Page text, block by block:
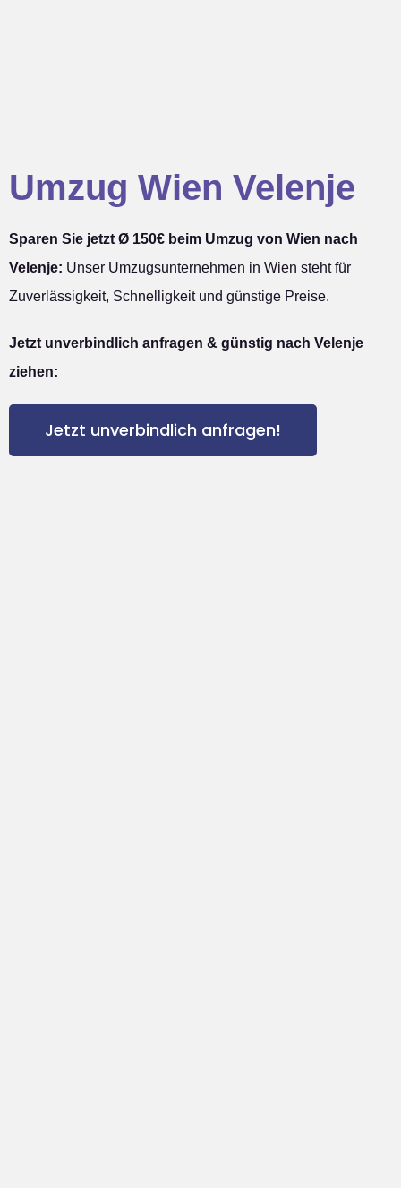
Umzug Wien Velenje
Sparen Sie jetzt Ø 150€ beim Umzug von Wien nach
Velenje: Unser Umzugsunternehmen in Wien steht für
Zuverlässigkeit, Schnelligkeit und günstige Preise.
Jetzt unverbindlich anfragen & günstig nach Velenje
ziehen:
Jetzt unverbindlich anfragen!